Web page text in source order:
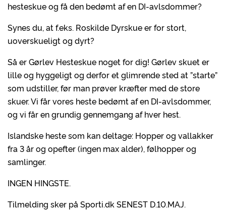
hesteskue og få den bedømt af en DI-avlsdommer?
Synes du, at f.eks. Roskilde Dyrskue er for stort,
uoverskueligt og dyrt?
Så er Gørlev Hesteskue noget for dig! Gørlev skuet er
lille og hyggeligt og derfor et glimrende sted at ”starte”
som udstiller, før man prøver kræfter med de store
skuer. Vi får vores heste bedømt af en DI-avlsdommer,
og vi får en grundig gennemgang af hver hest.
Islandske heste som kan deltage: Hopper og vallakker
fra 3 år og opefter (ingen max alder), følhopper og
samlinger.
INGEN HINGSTE.
Tilmelding sker på Sporti.dk SENEST D.10.MAJ.